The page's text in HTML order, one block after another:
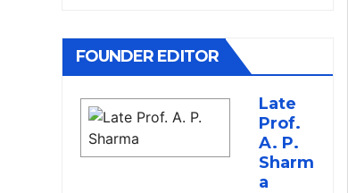
FOUNDER EDITOR
Late
Prof.
A. P.
Sharm
a